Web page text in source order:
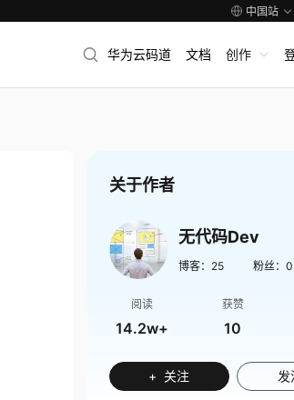
中国站
华为云码道 文档 创作
关于作者
无代码Dev
博客： 25 粉丝： 0
阅读
14.2w+
获赞
10
+ 关注 发